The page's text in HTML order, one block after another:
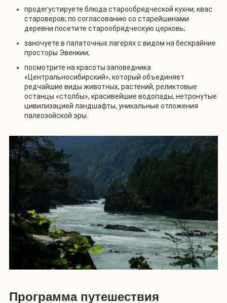
продегустируете блюда старообрядческой кухни, квас
староверов; по согласованию со старейшинами
деревни посетите старообрядческую церковь;
заночуете в палаточных лагерях с видом на бескрайние
просторы Эвенкии;
посмотрите на красоты заповедника
«Центральносибирский», который объединяет
редчайшие виды животных, растений, реликтовые
останцы «столбы», красивейшие водопады, нетронутые
цивилизацией ландшафты, уникальные отложения
палеозойской эры.
Программа путешествия